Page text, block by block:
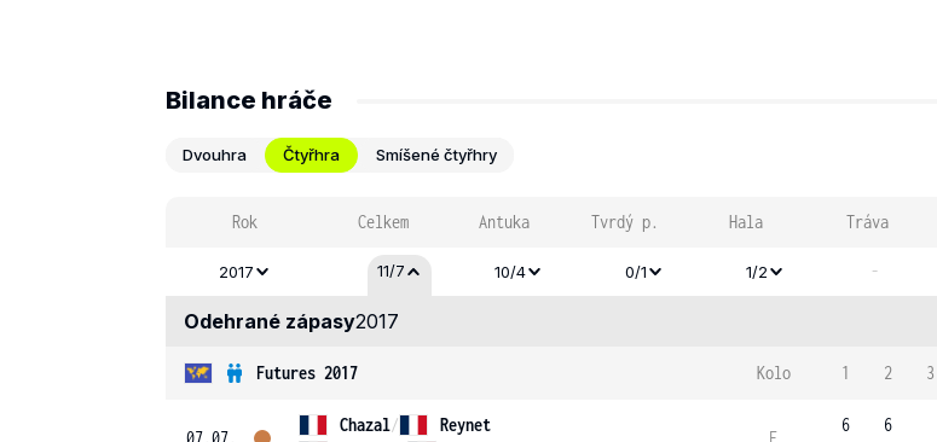
Bilance hráče
Dvouhra Čtyřhra Smíšené čtyřhry
Rok Celkem Antuka Tvrdý p. Hala Tráva
2017 11/7 10/4 0/1 1/2 -
Odehrané zápasy2017
Futures 2017 Kolo 1 2 3
07.07.
Chazal/
Reynet
F
6
6